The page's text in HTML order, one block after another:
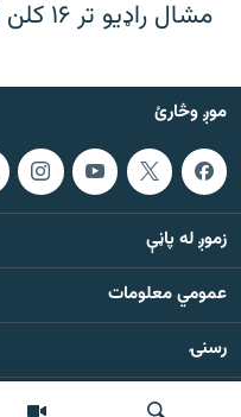
مشال راډیو تر ۱۶ کلن فعالیت وروسته وتړل شوه
موږ وڅارئ
زموږ له پاڼې
عمومي معلومات
رسنۍ
د دې ووبپاڼې د